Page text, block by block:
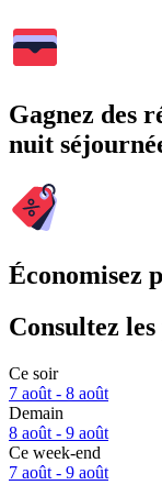
Gagnez des
nuit
Économisez
Consultez
Ce soir
7 août - 8 août
Demain
8 août - 9 août
Ce week-end
7 août - 9 août